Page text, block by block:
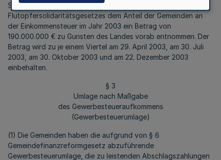
September 2002 (BGBl. I S. 3651) wird gem. Artikel 7 § 1a des
Flutopfersolidaritätsgesetzes dem Anteil der Gemeinden an
der Einkommensteuer im Jahr 2003 ein Betrag von
190.000.000 € zu Gunsten des Landes vorab entnommen. Der
Betrag wird zu je einem Viertel am 29. April 2003, am 30. Juli
2003, am 30. Oktober 2003 und am 22. Dezember 2003
einbehalten.
§ 3
Umlage nach Maßgabe
des Gewerbesteueraufkommens
(Gewerbesteuerumlage)
(1) Die Gemeinden haben die aufgrund von § 6
Gemeindefinanzreformgesetz abzuführende
Gewerbesteuerumlage, die zu leistenden Abschlagszahlungen